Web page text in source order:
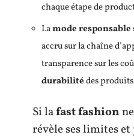
chaque étape de
Lamode responsable
accru sur la chaîne
transparence sur les
durabilitédes
Si lafast fashion
révèle ses limites